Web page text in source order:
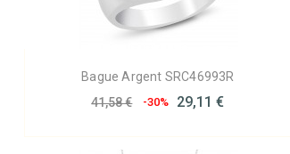
Bague Argent SRC46993R
41,58 €
-30% 29,11 €